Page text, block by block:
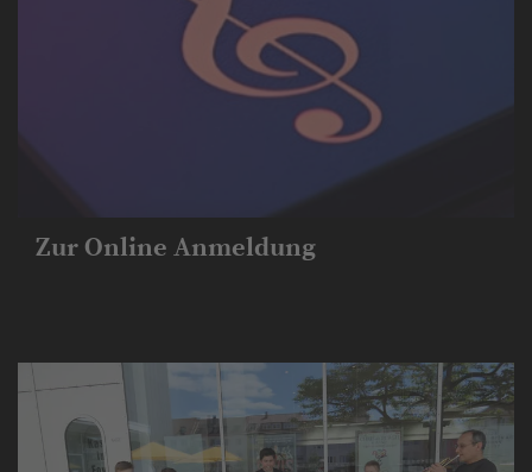
Zur Online Anmeldung